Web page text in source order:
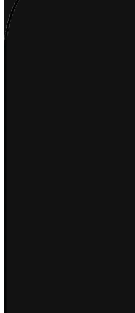
บทความที่เกี่ยวข้อง